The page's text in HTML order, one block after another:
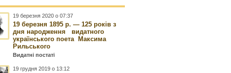
19 березня 2020 о 07:37
19 березня 1895 р. — 125 років з
дня народження видатного
українського поета Максима
Рильського
Видатні постаті
19 грудня 2019 о 13:12